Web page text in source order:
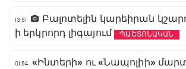
13:51
Բալոտելին կարեիրան
ի երկրորդ լիգայում
ՊԱՇՏՈՆԱԿԱՆ
01:54 «Ինտերի» ու «Նապոլիի»